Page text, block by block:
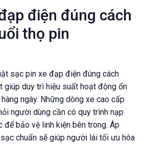
điện đúng cách
thọ pin
sạc pin xe đạp điện đúng cách
giúp duy trì hiệu suất hoạt động ổn
ngày. Những dòng xe cao cấp
người dùng cần có quy trình nạp
để bảo vệ linh kiện bên trong. Áp
chuẩn sẽ giúp người lái tối ưu hóa